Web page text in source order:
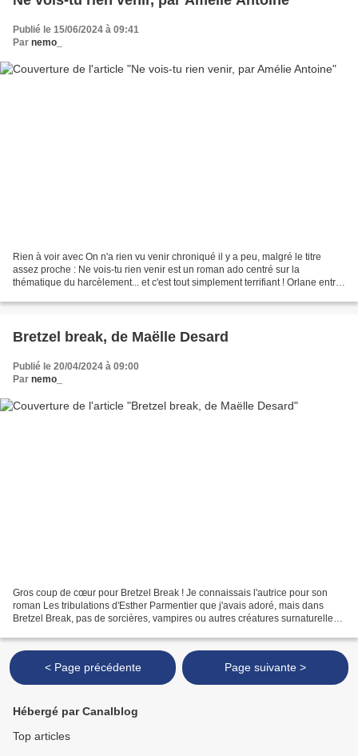
Publié le 15/06/2024 à 09:41
Par nemo_
Rien à voir avec On n'a rien vu venir chroniqué il y a peu, malgré le titre
assez proche : Ne vois-tu rien venir est un roman ado centré sur la
thématique du harcèlement... et c'est tout simplement terrifiant ! Orlane entre
Bretzel break, de Maëlle Desard
Publié le 20/04/2024 à 09:00
Par nemo_
Gros coup de cœur pour Bretzel Break ! Je connaissais l'autrice pour son
roman Les tribulations d'Esther Parmentier que j'avais adoré, mais dans
Bretzel Break, pas de sorcières, vampires ou autres créatures surnaturelles
< Page précédente Page suivante >
Hébergé par Canalblog
Top articles